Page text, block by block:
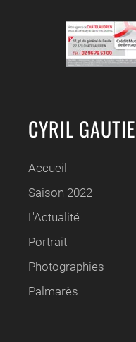
CYRIL
Accueil
Saison 2022
L'Actualité
Portrait
Photographies
Palmarès